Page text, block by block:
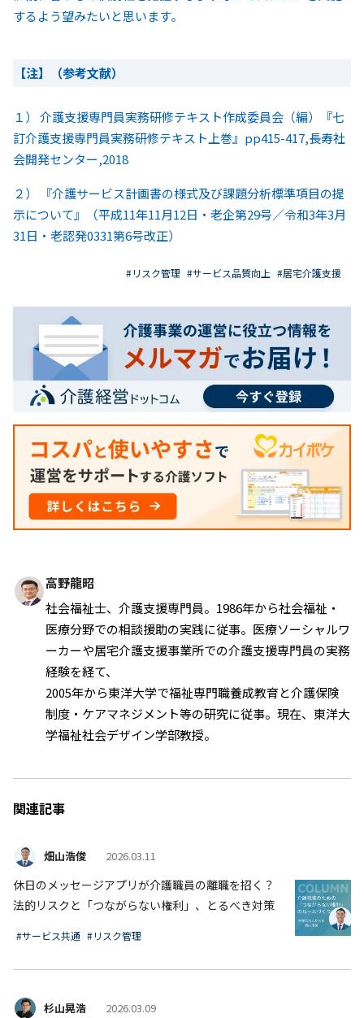
するよう望みたいと思います。
【注】（参考文献）
１） 介護支援専門員実務研修テキスト作成委員会（編）『七
訂介護支援専門員実務研修テキスト上巻』pp415-417,長寿社
会開発センター,2018
２） 『介護サービス計画書の様式及び課題分析標準項目の提
示について』（平成11年11月12日・老企第29号／令和3年3月
31日・老認発0331第6号改正）
#リスク管理 #サービス品質向上 #居宅介護支援
高野龍昭
社会福祉士、介護支援専門員。1986年から社会福祉・
医療分野での相談援助の実践に従事。医療ソーシャルワ
ーカーや居宅介護支援事業所での介護支援専門員の実務
経験を経て、
2005年から東洋大学で福祉専門職養成教育と介護保険
制度・ケアマネジメント等の研究に従事。現在、東洋大
学福祉社会デザイン学部教授。
関連記事
畑山浩俊 2026.03.11
休日のメッセージアプリが介護職員の離職を招く？
法的リスクと「つながらない権利」、とるべき対策
#サービス共通 #リスク管理
杉山晃浩 2026.03.09